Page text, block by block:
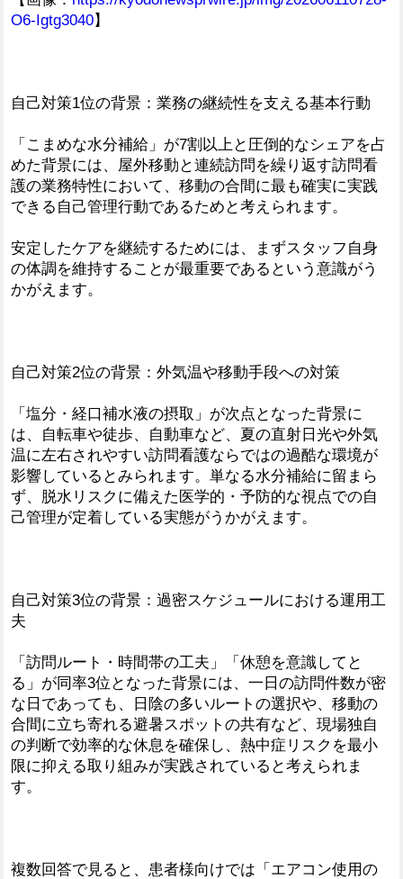
O6-Igtg3040】
自己対策1位の背景：業務の継続性を支える基本行動
「こまめな水分補給」が7割以上と圧倒的なシェアを占
めた背景には、屋外移動と連続訪問を繰り返す訪問看
護の業務特性において、移動の合間に最も確実に実践
できる自己管理行動であるためと考えられます。
安定したケアを継続するためには、まずスタッフ自身
の体調を維持することが最重要であるという意識がう
かがえます。
自己対策2位の背景：外気温や移動手段への対策
「塩分・経口補水液の摂取」が次点となった背景に
は、自転車や徒歩、自動車など、夏の直射日光や外気
温に左右されやすい訪問看護ならではの過酷な環境が
影響しているとみられます。単なる水分補給に留まら
ず、脱水リスクに備えた医学的・予防的な視点での自
己管理が定着している実態がうかがえます。
自己対策3位の背景：過密スケジュールにおける運用工
夫
「訪問ルート・時間帯の工夫」「休憩を意識してと
る」が同率3位となった背景には、一日の訪問件数が密
な日であっても、日陰の多いルートの選択や、移動の
合間に立ち寄れる避暑スポットの共有など、現場独自
の判断で効率的な休息を確保し、熱中症リスクを最小
限に抑える取り組みが実践されていると考えられま
す。
複数回答で見ると、患者様向けでは「エアコン使用の